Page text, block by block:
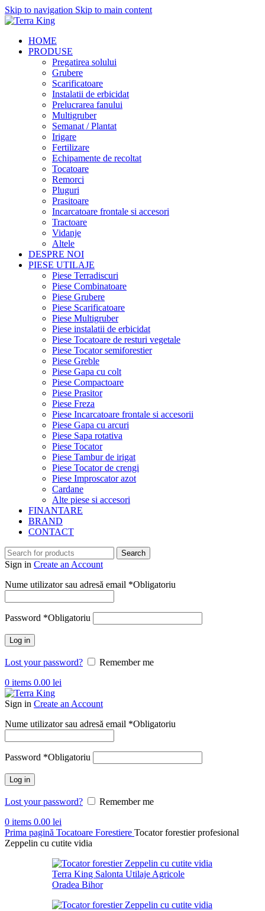
Skip to navigation Skip to main content
HOME
PRODUSE
Pregatirea solului
Grubere
Scarificatoare
Instalatii de erbicidat
Prelucrarea fanului
Multigruber
Semanat / Plantat
Irigare
Fertilizare
Echipamente de recoltat
Tocatoare
Remorci
Pluguri
Prasitoare
Incarcatoare frontale si accesori
Tractoare
Vidanje
Altele
DESPRE NOI
PIESE UTILAJE
Piese Terradiscuri
Piese Combinatoare
Piese Grubere
Piese Scarificatoare
Piese Multigruber
Piese instalatii de erbicidat
Piese Tocatoare de resturi vegetale
Piese Tocator semiforestier
Piese Greble
Piese Gapa cu colt
Piese Compactoare
Piese Prasitor
Piese Freza
Piese Incarcatoare frontale si accesorii
Piese Gapa cu arcuri
Piese Sapa rotativa
Piese Tocator
Piese Tambur de irigat
Piese Tocator de crengi
Piese Improscator azot
Cardane
Alte piese si accesori
FINANTARE
BRAND
CONTACT
Search
Sign in Create an Account
Nume utilizator sau adresă email *Obligatoriu
Password *Obligatoriu
Log in
Lost your password?
Remember me
0 items 0.00 lei
Sign in Create an Account
Nume utilizator sau adresă email *Obligatoriu
Password *Obligatoriu
Log in
Lost your password?
Remember me
0 items 0.00 lei
Prima pagină Tocatoare Forestiere Tocator forestier profesional
Zeppelin cu cutite vidia